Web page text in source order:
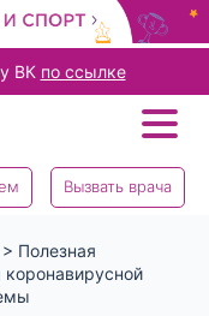
ВК по ссылке
Вызвать врача
> Полезная
коронавирусной